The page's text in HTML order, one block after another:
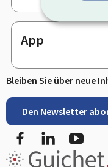
App
Bleiben Sie über neue
Den Newsletter
FacebookLinkedIn